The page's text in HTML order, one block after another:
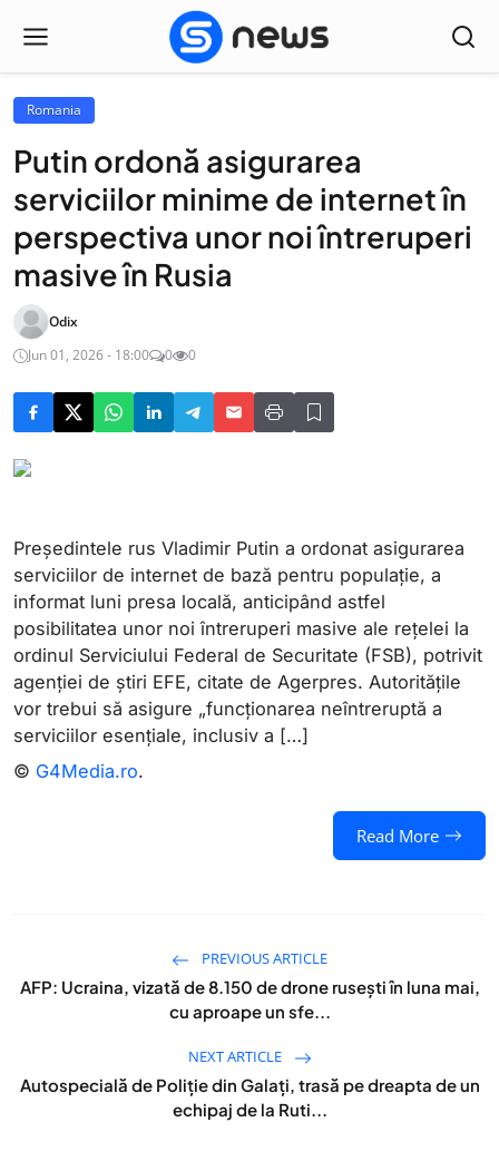
Romania
Putin ordonă asigurarea
serviciilor minime de internet în
perspectiva unor noi întreruperi
masive în Rusia
Odix
Jun 01, 2026 - 18:00
0 0
Preşedintele rus Vladimir Putin a ordonat asigurarea
serviciilor de internet de bază pentru populaţie, a
informat luni presa locală, anticipând astfel
posibilitatea unor noi întreruperi masive ale reţelei la
ordinul Serviciului Federal de Securitate (FSB), potrivit
agenției de știri EFE, citate de Agerpres. Autorităţile
vor trebui să asigure „funcţionarea neîntreruptă a
serviciilor esenţiale, inclusiv a […]
© G4Media.ro.
Read More
PREVIOUS ARTICLE
AFP: Ucraina, vizată de 8.150 de drone rusești în luna mai,
cu aproape un sfe...
NEXT ARTICLE
Autospecială de Poliție din Galați, trasă pe dreapta de un
echipaj de la Ruti...